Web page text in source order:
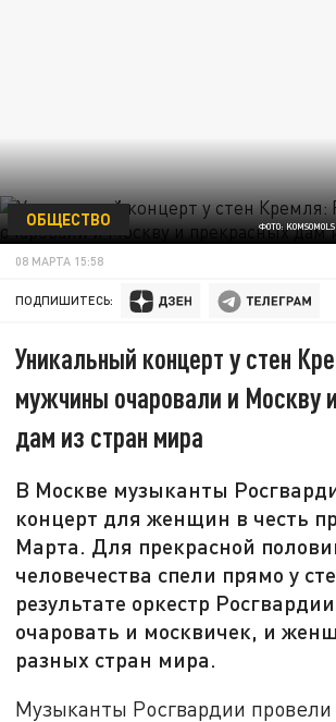
ФОТО:
ОБЩЕСТВО
08 МАРТА 15:58
ПОДПИШИТЕСЬ:
Уникальный концерт у стен
мужчины очаровали и Москву
дам из стран мира
В Москве музыканты
концерт для женщин в честь
Марта. Для прекрасной
человечества спели прямо у
результате оркестр
очаровать и москвичек, и
разных стран мира.
Музыканты Росгвардии